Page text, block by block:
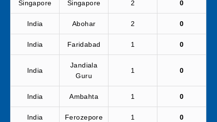
Singapore Singapore 2 0
India Abohar 2 0
India Faridabad 1 0
India
Jandiala
Guru
1 0
India Ambahta 1 0
India Ferozepore 1 0